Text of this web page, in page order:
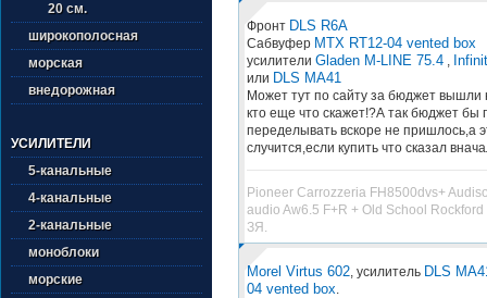
20 см.
широкополосная
морская
внедорожная
УСИЛИТЕЛИ
5-канальные
4-канальные
2-канальные
моноблоки
морские
Фронт DLS R6A
Сабвуфер MTX RT12-04 vented box
усилители Gladen M-LINE 75.4,
или DLS MA41
Может тут по сайту за бюджет вышли
кто еще что скажет!?А так бюджет бы
переделывать вскоре не пришлось,а
случится,если купить что сказал
Pioneer Carrozzeria FH8500dvs+
audio Aw6.5 F+R + Old School
ЗЯ.
Morel Virtus 602, усилитель DLS
04 vented box.